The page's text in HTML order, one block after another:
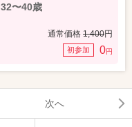
32〜40歳
通常価格 1,400円
初参加 0円
次へ